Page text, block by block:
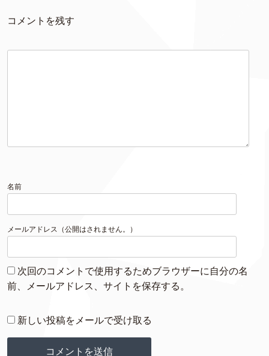
コメントを残す
名前
メールアドレス（公開はされません。）
次回のコメントで使用するためブラウザーに自分の名
前、メールアドレス、サイトを保存する。
新しい投稿をメールで受け取る